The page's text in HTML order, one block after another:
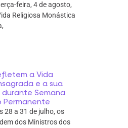
feira, 4 de agosto,
Religiosa Monástica
a Vida
e a sua
Semana
Permanente
28 a 31 de julho, os
dos Ministros dos